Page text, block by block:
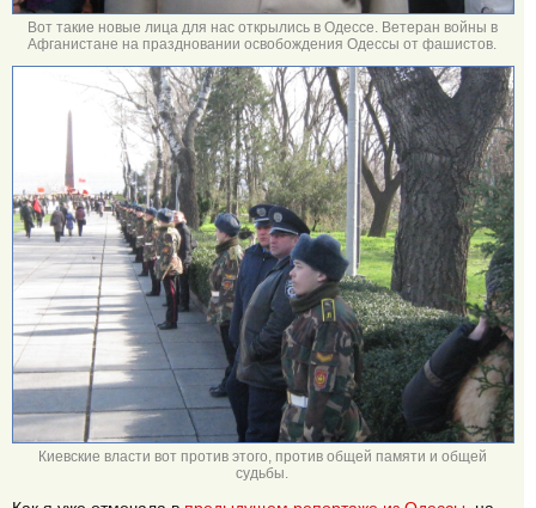
Вот такие новые лица для нас открылись в Одессе. Ветеран войны в
Афганистане на праздновании освобождения Одессы от фашистов.
Киевские власти вот против этого, против общей памяти и общей
судьбы.